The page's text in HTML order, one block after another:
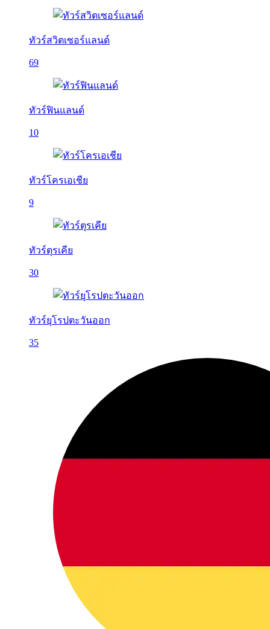
ทัวร์สวิตเซอร์แลนด์
69
ทัวร์ฟินแลนด์
10
ทัวร์โครเอเชีย
9
ทัวร์ตุรเคีย
30
ทัวร์ยุโรปตะวันออก
35